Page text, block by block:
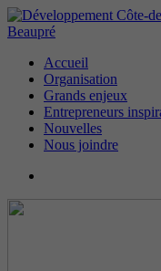
Beaupré
Accueil
Organisation
Grands enjeux
Entrepreneurs
Nouvelles
Nous joindre